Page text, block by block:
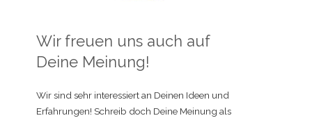
Wir freuen uns auch auf
Deine Meinung!
Wir sind sehr interessiert an Deinen Ideen und
Erfahrungen! Schreib doch Deine Meinung als